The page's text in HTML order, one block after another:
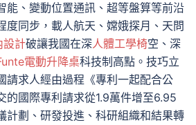
能、變動位置通訊、超等盤算等前沿
度同步，載人航天、嫦娥探月、天問
設計破讓我國在深人體工學椅空、深
電動升降桌科技制高點。技巧立
請求人經由過程《專利一起配合公
的國際專利請求從1.9萬件增至6.95
計劃、研發投進、科研組織和結果轉